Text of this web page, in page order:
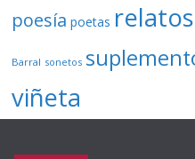
poesía poetas relatos
Barral sonetos
viñeta